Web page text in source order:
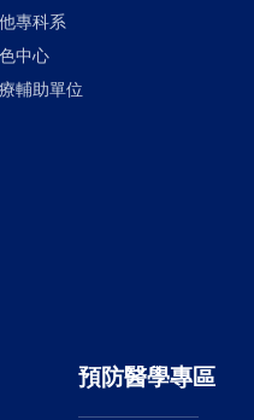
專科系
中心
輔助單位
預防醫學專區